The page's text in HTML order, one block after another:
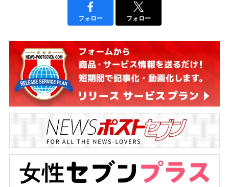
フォロー フォロー